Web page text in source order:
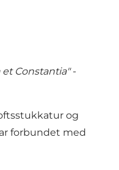
Constantia"-
og
forbundet med